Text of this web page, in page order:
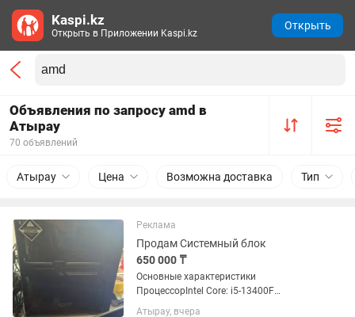
Объявления по запросу amd в
Атырау
70 объявлений
Атырау Цена Возможна доставка Тип
Реклама
Продам Системный блок
650 000 ₸
Основные характеристики
ПроцессорIntel Core: i5-13400F
Поколение процессора: Intel 13th
Атырау, вчера
Kaspi.kz
Открыть в Приложении Kaspi.kz
Открыть